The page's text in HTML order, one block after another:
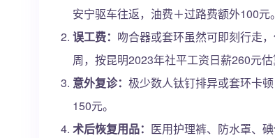
安宁驱车往返，油费＋过路费额外100元。
误工费： 吻合器或套环虽然可即刻行走
周，按昆明2023年社平工资日薪260元估
意外复诊： 极少数人钛钉排异或套环卡
150元。
术后恢复用品： 医用护理裤、防水罩、